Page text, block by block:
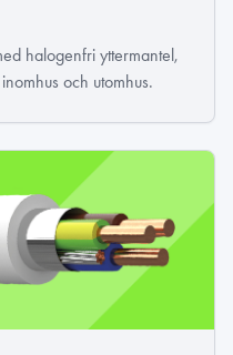
halogenfri yttermantel,
och utomhus.